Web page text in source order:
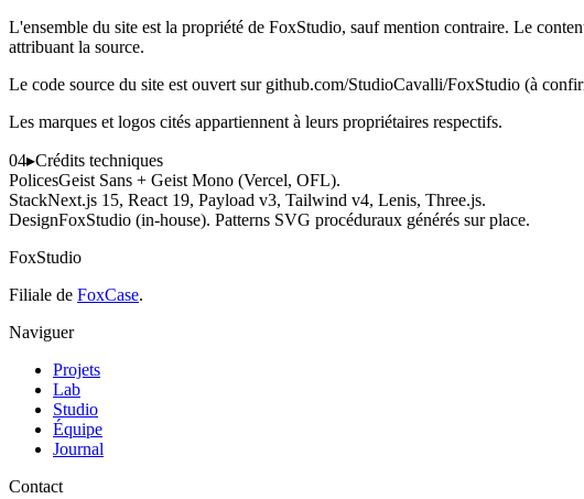
L'ensemble du site est la propriété de FoxStudio, sauf mention contraire. Le
attribuant la source.
Le code source du site est ouvert sur github.com/StudioCavalli/FoxStudio (à
Les marques et logos cités appartiennent à leurs propriétaires respectifs.
04▸Crédits techniques
PolicesGeist Sans + Geist Mono (Vercel, OFL).
StackNext.js 15, React 19, Payload v3, Tailwind v4, Lenis, Three.js.
DesignFoxStudio (in-house). Patterns SVG procéduraux générés sur place.
FoxStudio
Filiale de FoxCase.
Naviguer
Projets
Lab
Studio
Équipe
Journal
Contact